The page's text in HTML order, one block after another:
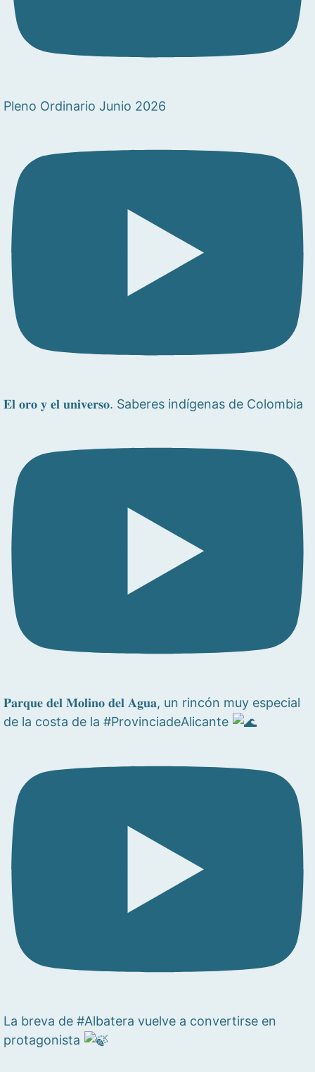
Pleno Ordinario Junio 2026
𝐄𝐥 𝐨𝐫𝐨 𝐲 𝐞𝐥 𝐮𝐧𝐢𝐯𝐞𝐫𝐬𝐨. Saberes indígenas de Colombia
𝐏𝐚𝐫𝐪𝐮𝐞 𝐝𝐞𝐥 𝐌𝐨𝐥𝐢𝐧𝐨 𝐝𝐞𝐥 𝐀𝐠𝐮𝐚, un rincón muy especial
de la costa de la #ProvinciadeAlicante
La breva de #Albatera vuelve a convertirse en
protagonista